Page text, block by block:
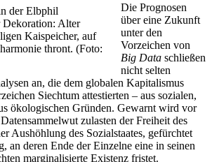
Alter
Kaispeicher, auf
thront. (Foto:
Die Prognosen
über eine Zukunft
unter den
Vorzeichen von
Big Data schließen
nicht selten
an, die dem globalen Kapitalismus
Siechtum attestierten – aus sozialen,
ökologischen Gründen. Gewarnt wird vor
zulasten der Freiheit des
Aushöhlung des Sozialstaates, gefürchtet
an deren Ende der Einzelne eine in seinen
marginalisierte Existenz fristet.